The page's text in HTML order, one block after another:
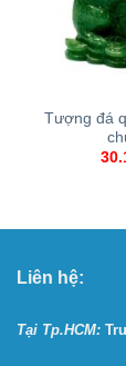
Tượng đá
Liên hệ:
Tại Tp.HCM: